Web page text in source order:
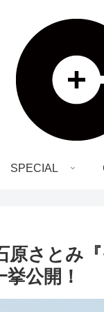
SPECIAL
原さとみ
公開！